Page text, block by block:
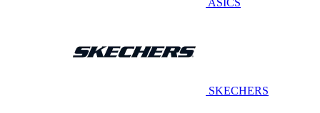
ASICS
SKECHERS